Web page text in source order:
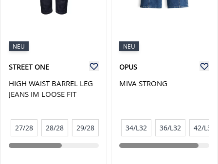
NEU
STREET ONE
HIGH WAIST BARREL LEG
JEANS IM LOOSE FIT
27/28 28/28 29/28 32/28
NEU
OPUS
MIVA STRONG
34/L32 36/L32 42/L32